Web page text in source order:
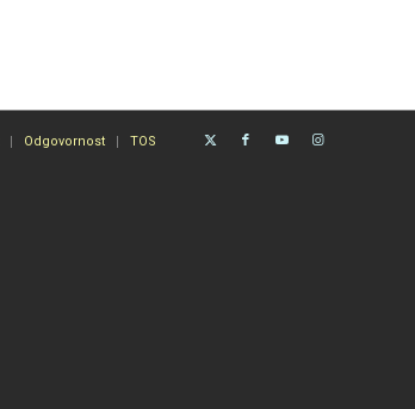
Odgovornost TOS